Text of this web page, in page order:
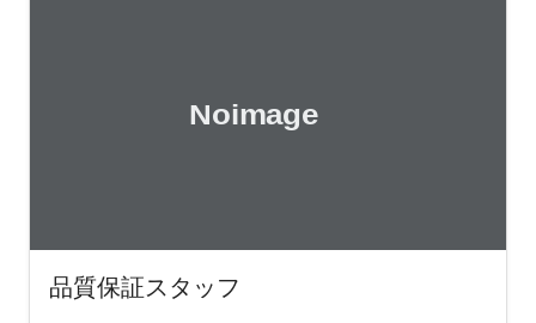
品質保証スタッフ